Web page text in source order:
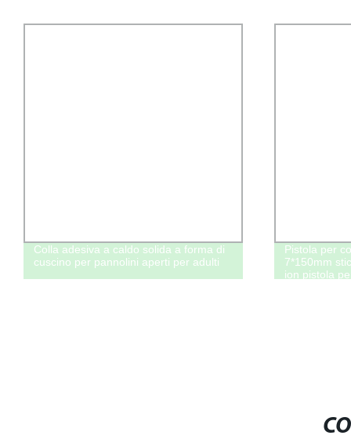
Colla adesiva a caldo solida a forma di
cuscino per pannolini aperti per adulti
Pistola per
7*150mm
ion pistola